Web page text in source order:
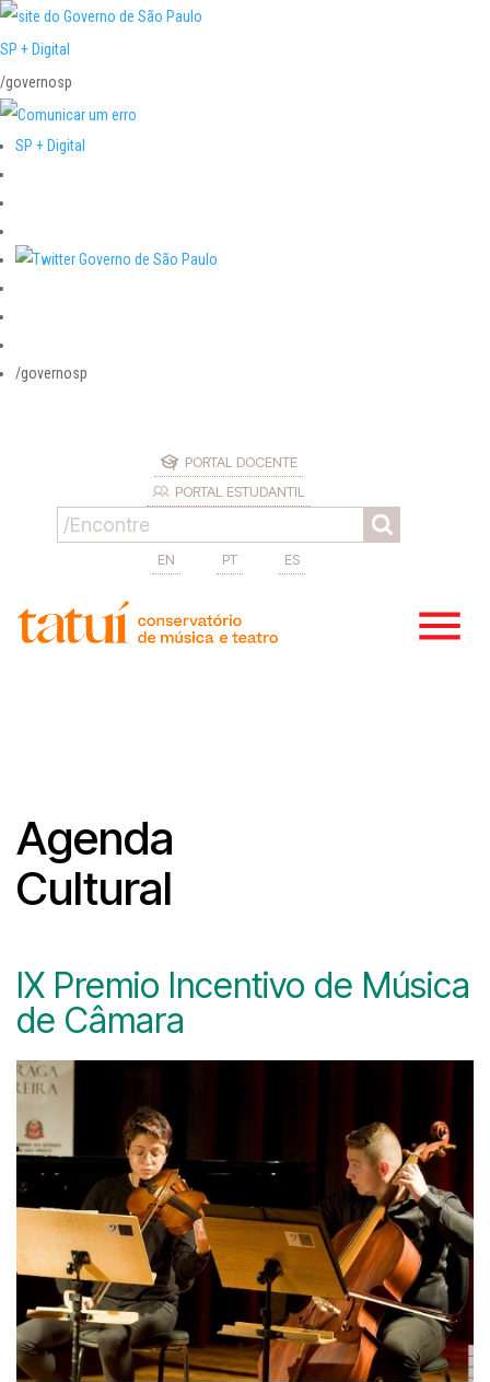
SP + Digital
/governosp
SP + Digital
/governosp
PORTAL DOCENTE
PORTAL ESTUDANTIL
EN PT ES
Agenda
Cultural
IX Premio Incentivo de Música
de Câmara